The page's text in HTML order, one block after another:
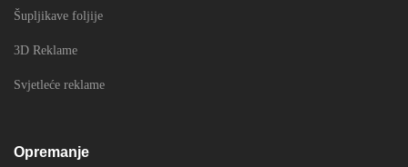
Šupljikave foljije
3D Reklame
Svjetleće reklame
Opremanje